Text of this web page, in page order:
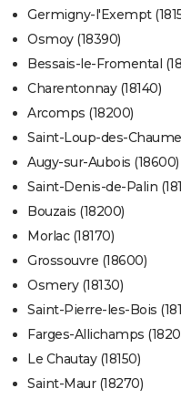
Germigny-l'Exempt
Osmoy (18390)
Bessais-le-Fromental
Charentonnay (18140)
Arcomps (18200)
Saint-Loup-des-
Augy-sur-Aubois (18600)
Saint-Denis-de-Palin
Bouzais (18200)
Morlac (18170)
Grossouvre (18600)
Osmery (18130)
Saint-Pierre-les-Bois
Farges-Allichamps
Le Chautay (18150)
Saint-Maur (18270)